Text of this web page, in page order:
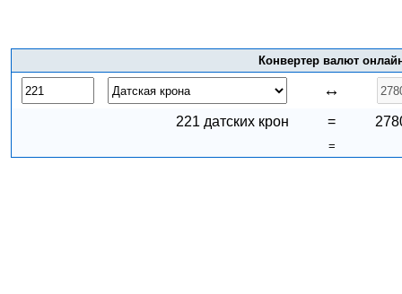
Конвертер валют
↔
221 датских крон =
=